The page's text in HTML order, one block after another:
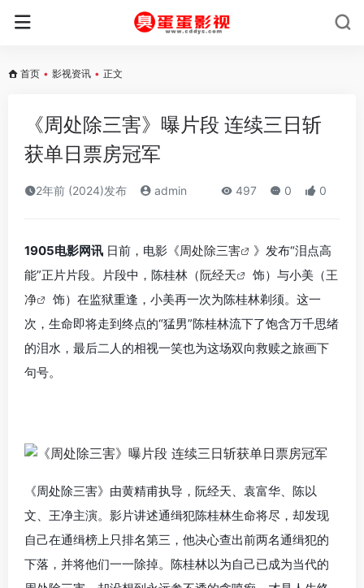
首页 • 影视资讯 • 正文
《周处除三害》曝片段 连续三日斩
获单日票房冠军
2年前 (2024)发布 admin 497 0 0
1905电影网讯 日前，电影《周处除三害
》发布“泪点高
能”正片片段。片段中，陈桂林（阮经天 饰）与小美（王
净
饰）在监狱重逢，小美再一次为陈桂林剃须。这一
次，生命即将走到终点的“猛男”陈桂林流下了饱含万千思绪
的泪水，最后二人的相视一笑也为这场双向救赎之旅画下
句号。
《周处除三害》由黄精甫执导，阮经天、袁富华、陈以
文、王净主演。影片讲述通缉犯陈桂林生命将尽，却发现
自己在通缉榜上只排名第三，他决心查出前两名通缉犯的
下落，并将他们一一除掉。陈桂林以为自己已成为当代的